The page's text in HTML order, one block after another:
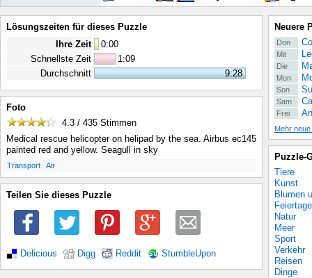
Lösungszeiten für dieses Puzzle
Ihre Zeit
0:00
Schnellste Zeit
1:09
Durchschnitt
9:28
Foto
4.3 / 435 Stimmen
Medical rescue helicopter on helipad by the sea. Airbus ec145
painted red and yellow. Seagull in sky
Transport Air
Teilen Sie dieses Puzzle
Delicious Digg Reddit StumbleUpon
Neuere
Don
Mit
Die
Mon
Son
Sam
Frei
Mehr
Puzzle-
Tiere
Kunst
Blumen
Feiertage
Natur
Meer
Sport
Verkehr
Reisen
Dinge